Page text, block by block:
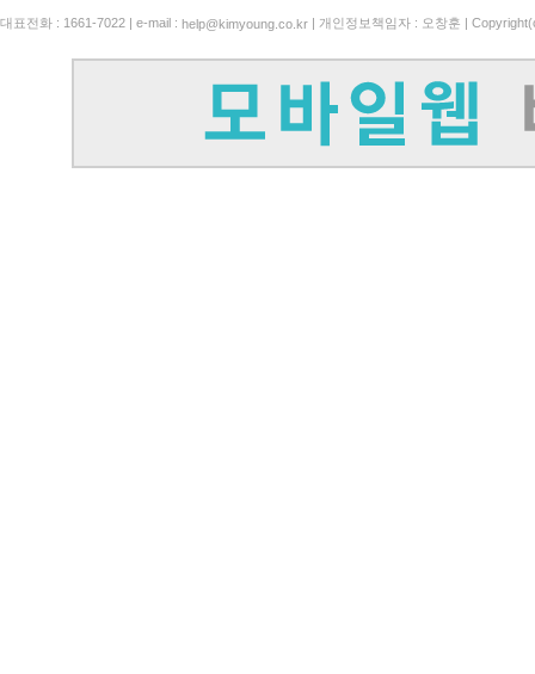
대표전화 : 1661-7022 | e-mail : help@kimyoung.co.kr | 개인정보책임자 : 오창훈 |